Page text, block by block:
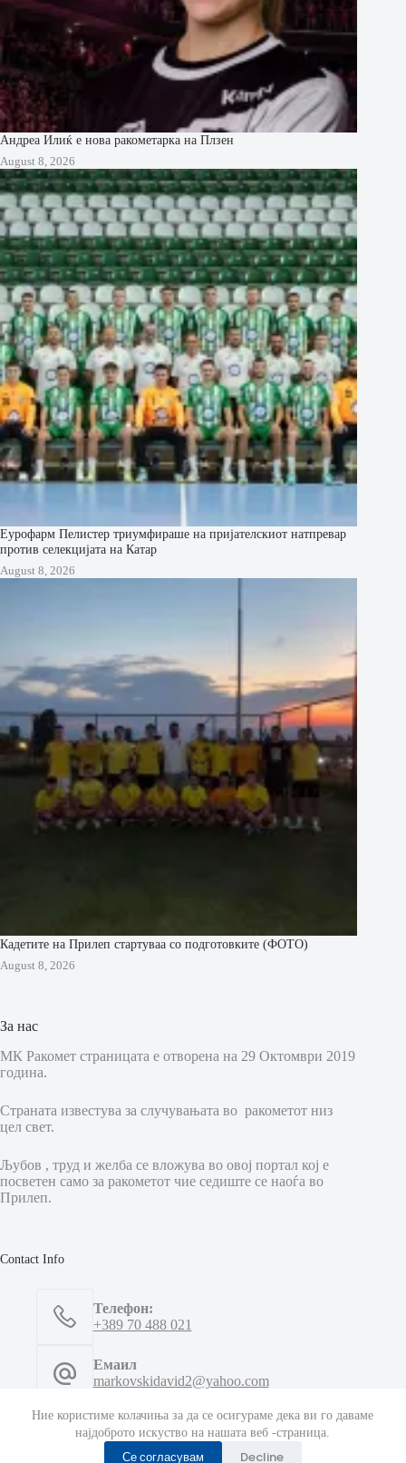
Ние користиме колачиња за да се осигураме дека ви го даваме
најдоброто искуство на нашата веб -страница.
Се согласувам Decline
Андреа Илиќ е нова ракометарка на Плзен
August 8, 2026
Еурофарм Пелистер триумфираше на пријателскиот натпревар
против селекцијата на Катар
August 8, 2026
Кадетите на Прилеп стартуваа со подготовките (ФОТО)
August 8, 2026
За нас
МК Ракомет страницата е отворена на 29 Октомври 2019
година.
Страната известува за случувањата во ракометот низ
цел свет.
Љубов , труд и желба се вложува во овој портал кој е
посветен само за ракометот чие седиште се наоѓа во
Прилеп.
Contact Info
Телефон:
+389 70 488 021
Емаил
markovskidavid2@yahoo.com
Емаил
mkrakomet@yahoo.com